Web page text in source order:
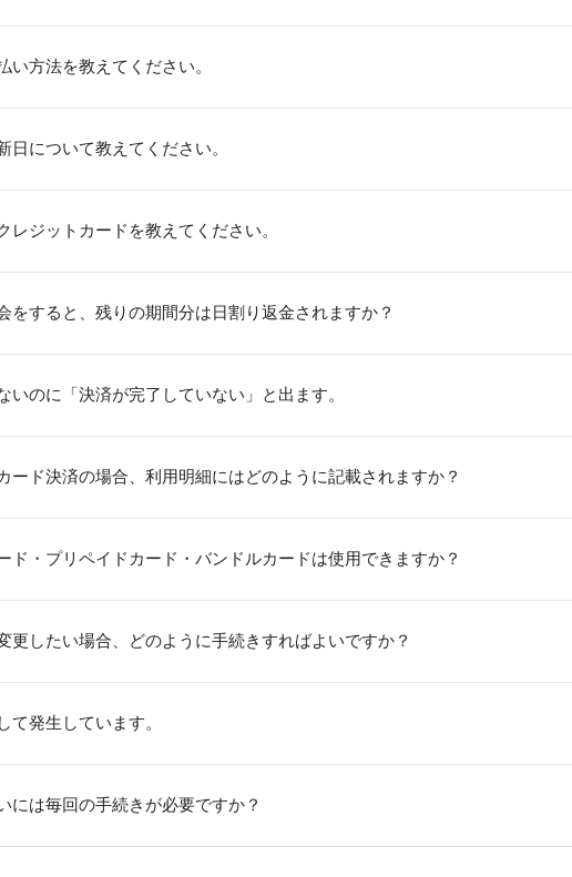
い方法を教えてください。
日について教えてください。
レジットカードを教えてください。
をすると、残りの期間分は日割り返金されますか？
いのに「決済が完了していない」と出ます。
ード決済の場合、利用明細にはどのように記載されますか？
ド・プリペイドカード・バンドルカードは使用できますか？
更したい場合、どのように手続きすればよいですか？
て発生しています。
には毎回の手続きが必要ですか？